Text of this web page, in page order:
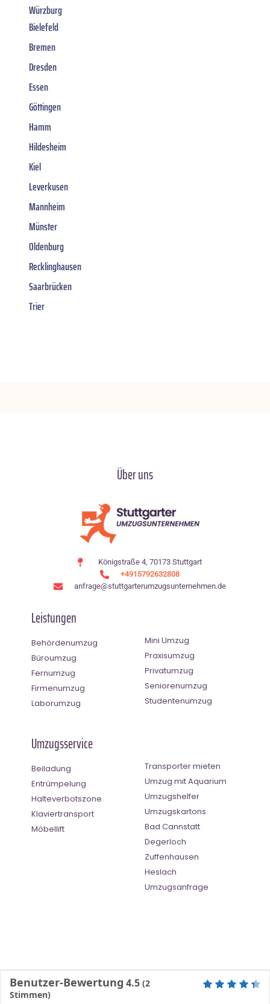
Würzburg
Bielefeld
Bremen
Dresden
Essen
Göttingen
Hamm
Hildesheim
Kiel
Leverkusen
Mannheim
Münster
Oldenburg
Recklinghausen
Saarbrücken
Trier
Über uns
Königstraße 4, 70173 Stuttgart
+4915792632808
anfrage@stuttgarterumzugsunternehmen.de
Leistungen
Behördenumzug
Büroumzug
Fernumzug
Firmenumzug
Laborumzug
Mini Umzug
Praxisumzug
Privatumzug
Seniorenumzug
Studentenumzug
Umzugsservice
Beiladung
Entrümpelung
Halteverbotszone
Klaviertransport
Möbellift
Transporter mieten
Umzug mit Aquarium
Umzugshelfer
Umzugskartons
Bad Cannstatt
Degerloch
Zuffenhausen
Heslach
Umzugsanfrage
Benutzer-Bewertung 4.5 (2
Stimmen)